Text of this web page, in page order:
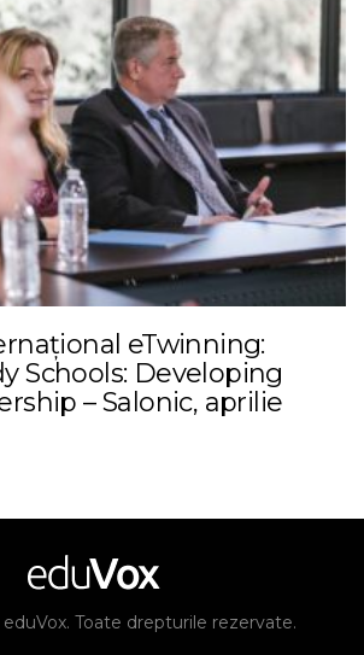
eTwinning:
Schools: Developing
– Salonic, aprilie
Toate drepturile rezervate.